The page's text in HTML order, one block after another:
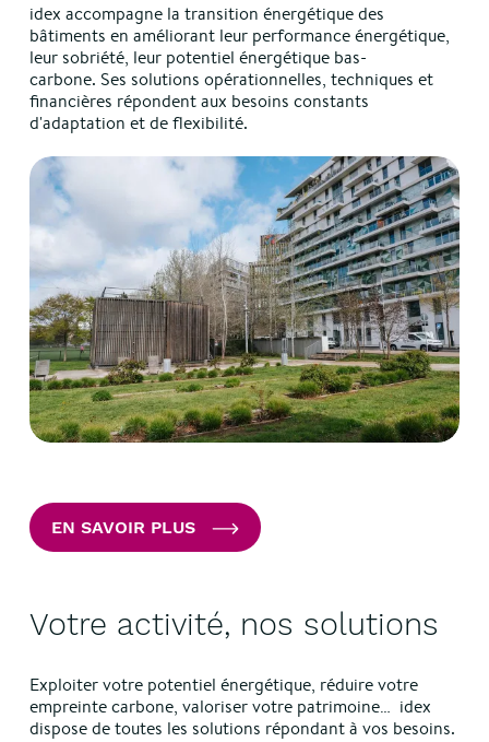
idex accompagne la transition énergétique des
bâtiments en améliorant leur performance énergétique,
leur sobriété, leur potentiel énergétique bas-
carbone. Ses solutions opérationnelles, techniques et
financières répondent aux besoins constants
d'adaptation et de flexibilité.
EN SAVOIR PLUS
Votre activité, nos solutions
Exploiter votre potentiel énergétique, réduire votre
empreinte carbone, valoriser votre patrimoine… idex
dispose de toutes les solutions répondant à vos besoins.